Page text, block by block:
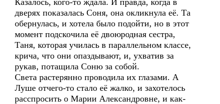
Казалось, кого-то ждала. И правда, когда в
дверях показалась Соня, она окликнула её. Та
обернулась, и хотела было подойти, но в этот
момент подскочила её двоюродная сестра,
Таня, которая училась в параллельном классе,
крича, что они опаздывают, и, ухватив за
рукав, потащила Соню за собой.
Света растерянно проводила их глазами. А
Луше отчего-то стало её жалко, и захотелось
расспросить о Марии Александровне, и как-